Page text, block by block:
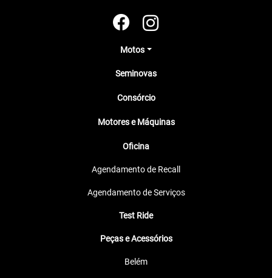
Motos
Seminovas
Consórcio
Motores e Máquinas
Oficina
Agendamento de Recall
Agendamento de Serviços
Test Ride
Peças e Acessórios
Belém